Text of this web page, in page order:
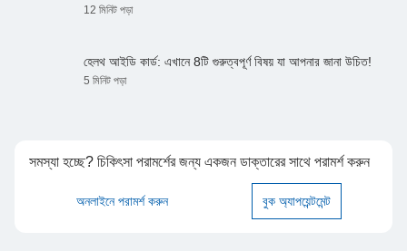
12 মিনিট পড়া
হেলথ আইডি কার্ড: এখানে 8টি গুরুত্বপূর্ণ বিষয় যা আপনার জানা উচিত!
5 মিনিট পড়া
সমস্যা হচ্ছে? চিকিৎসা পরামর্শের জন্য একজন ডাক্তারের সাথে পরামর্শ করুন
অনলাইনে পরামর্শ করুন বুক অ্যাপয়েন্টমেন্ট